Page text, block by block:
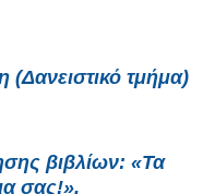
(Δανειστικό τμήμα)
βιβλίων: «Τα
σας!».